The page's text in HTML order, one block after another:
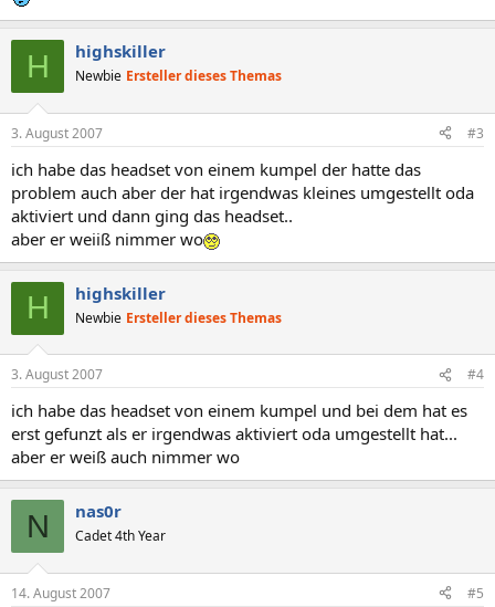
H highskiller
Newbie Ersteller dieses Themas
3. August 2007 #3
ich habe das headset von einem kumpel der hatte das
problem auch aber der hat irgendwas kleines umgestellt oda
aktiviert und dann ging das headset..
aber er weiiß nimmer wo
H highskiller
Newbie Ersteller dieses Themas
3. August 2007 #4
ich habe das headset von einem kumpel und bei dem hat es
erst gefunzt als er irgendwas aktiviert oda umgestellt hat...
aber er weiß auch nimmer wo
N nas0r
Cadet 4th Year
14. August 2007 #5